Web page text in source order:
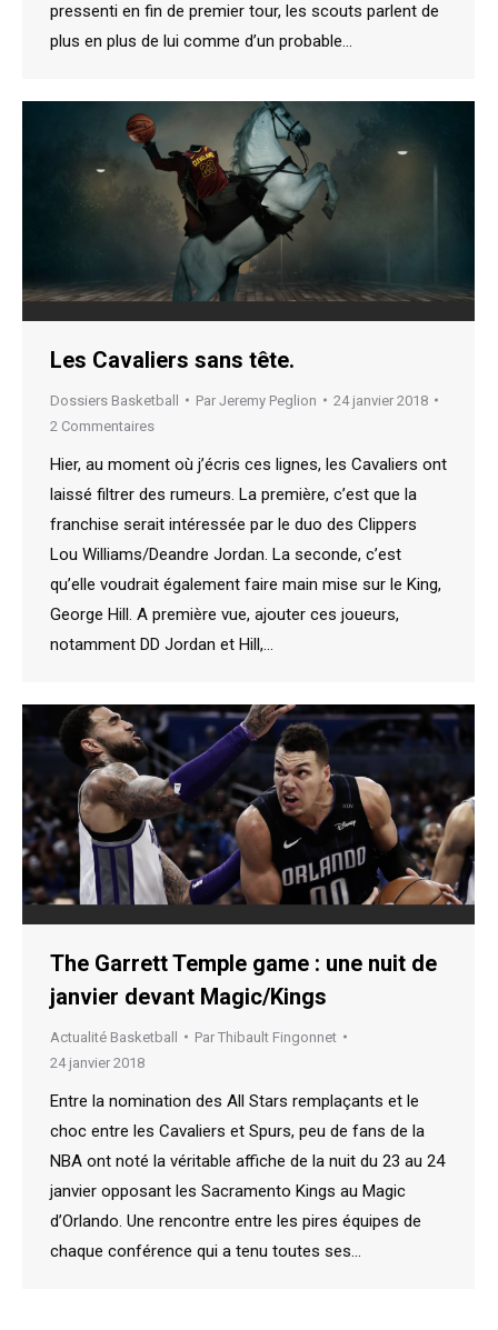
pressenti en fin de premier tour, les scouts parlent de
plus en plus de lui comme d’un probable…
Les Cavaliers sans tête.
Dossiers Basketball Par Jeremy Peglion
24 janvier 2018
2 Commentaires
Hier, au moment où j’écris ces lignes, les Cavaliers ont
laissé filtrer des rumeurs. La première, c’est que la
franchise serait intéressée par le duo des Clippers
Lou Williams/Deandre Jordan. La seconde, c’est
qu’elle voudrait également faire main mise sur le King,
George Hill. A première vue, ajouter ces joueurs,
notamment DD Jordan et Hill,…
The Garrett Temple game : une nuit de
janvier devant Magic/Kings
Actualité Basketball Par Thibault Fingonnet
24 janvier 2018
Entre la nomination des All Stars remplaçants et le
choc entre les Cavaliers et Spurs, peu de fans de la
NBA ont noté la véritable affiche de la nuit du 23 au 24
janvier opposant les Sacramento Kings au Magic
d’Orlando. Une rencontre entre les pires équipes de
chaque conférence qui a tenu toutes ses…